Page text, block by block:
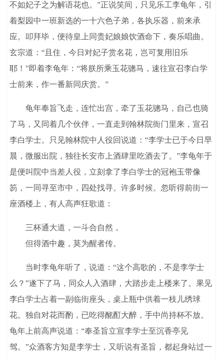
不如妃子之为解语花也。”正说笑间，只见乐工李龟年，引
着梨园中一班新选的一十六色子弟，各执乐器，前来承
应。叩拜毕，便待皇上同贵妃娘娘饮酒命下，奏乐唱曲。
玄宗道：“且住，今日对妃子赏名花，岂可复用旧乐
耶！”即着李龟年：“将朕所乘玉花骢马，速往宣召李白学
士前来，作一番新同庆赏。”
龟年奉旨飞走，连忙出宫，牵了玉花骢马，自己也骑
了马，又同着几个伙伴，一直走到翰林院衙门里来，宣召
李白学士。只见翰林院中人役回说道：“李学士已于今日早
晨，微服出院，独往长安市上酒肆里吃酒去了。”李龟年于
是便叫院中当差人役，立刻拿了李白学士的冠袍玉带像
笏，一同寻至市中，四处找寻。许多时候。忽听得前街一
座酒楼上，有人高声狂歌道：
三杯通大道，一斗合自然，
但得酒中趣，莫为醒者传。
当时李龟年听了，说道：“这个高歌的，不是李学士
么？”遂下了马，同众人入酒肆，大踏步走上楼来了。果见
李白学士占着一副临街座头，桌上瓶中供着一枝儿绣球
花。独自对花而酌，已吃得酩酊大醉，手中尚持杯不放。
龟年上前高声说道：“奉圣旨立宣李学士至沉香亭见
驾。”众酒客方知是李学士，又听说有圣旨，都起身站过一